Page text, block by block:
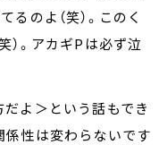
のよ（笑）。このく
）。アカギPは必ず泣
よ＞という話もでき
係性は変わらないです